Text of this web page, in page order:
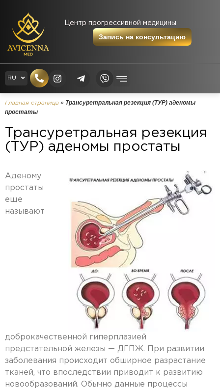
Центр прогрессивной медицины
Запись на консультацию
RU
UK
Главная страница » Трансуретральная резекция (ТУР) аденомы
простаты
Трансуретральная резекция
(ТУР) аденомы простаты
Аденому
простаты
еще
называют
доброкачественной гиперплазией
предстательной железы — ДГПЖ. При развитии
заболевания происходит обширное разрастание
тканей, что впоследствии приводит к развитию
новообразований. Обычно данные процессы